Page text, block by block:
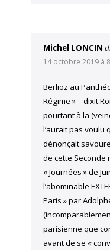
Michel LONCIN
14 octobre 2019 à
Berlioz au
Régime » – dixit
pourtant à la
l’aurait pas voulu
dénonçait
de cette Seconde
« Journées » de
l’abominable
Paris » par
parisienne que
avant de se «